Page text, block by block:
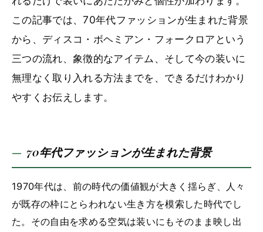
この記事では、70年代ファッションが生まれた背景
から、ディスコ・ボヘミアン・フォークロアという
三つの流れ、象徴的なアイテム、そして今の装いに
無理なく取り入れる方法までを、できるだけわかり
やすくお伝えします。
70年代ファッションが生まれた背景
1970年代は、前の時代の価値観が大きく揺らぎ、人々
が既存の枠にとらわれない生き方を模索した時代でし
た。その自由を求める空気は装いにもそのまま映し出